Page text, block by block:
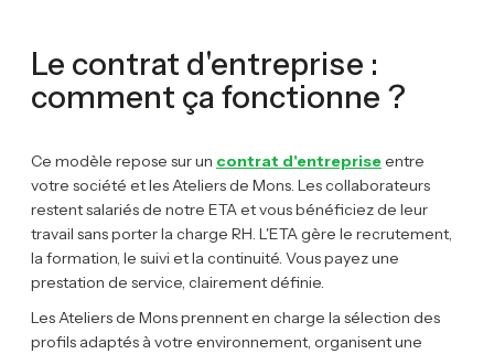
Le contrat d'entreprise :
comment ça fonctionne ?
Ce modèle repose sur un contrat d'entrepriseentre
votre société et les Ateliers de Mons. Les collaborateurs
restent salariés de notre ETA et vous bénéficiez de leur
travail sans porter la charge RH. L'ETA gère le recrutement,
la formation, le suivi et la continuité. Vous payez une
prestation de service, clairement définie.
Les Ateliers de Mons prennent en charge la sélection des
profils adaptés à votre environnement, organisent une